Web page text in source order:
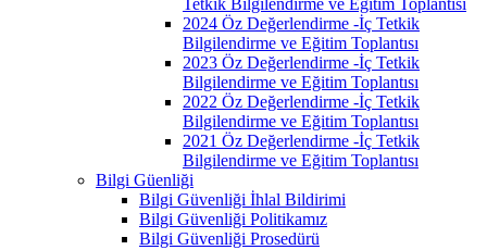
2024 Öz Değerlendirme -İç Tetkik
Bilgilendirme ve Eğitim Toplantısı
2023 Öz Değerlendirme -İç Tetkik
Bilgilendirme ve Eğitim Toplantısı
2022 Öz Değerlendirme -İç Tetkik
Bilgilendirme ve Eğitim Toplantısı
2021 Öz Değerlendirme -İç Tetkik
Bilgilendirme ve Eğitim Toplantısı
Bilgi Güenliği
Bilgi Güvenliği İhlal Bildirimi
Bilgi Güvenliği Politikamız
Bilgi Güvenliği Prosedürü